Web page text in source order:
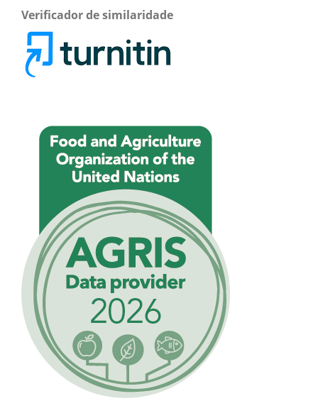
Verificador de similaridade